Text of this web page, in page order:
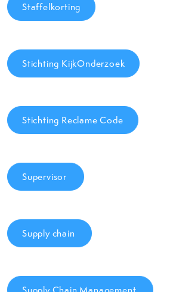
Staffelkorting
Stichting KijkOnderzoek
Stichting Reclame Code
Supervisor
Supply chain